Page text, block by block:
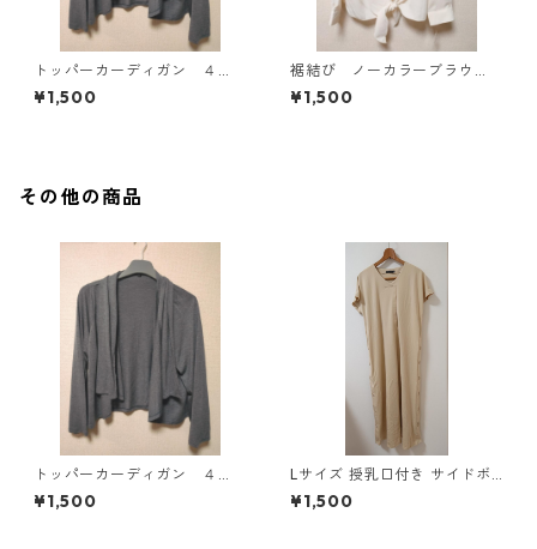
トッパーカーディガン ４
Ｌ グレー KAE-4814
¥1,500
裾結び ノーカラーブラウ
ス ３Ｌ アイボリー KAE-
4813
¥1,500
その他の商品
トッパーカーディガン ４
Ｌ グレー KAE-4814
¥1,500
Lサイズ 授乳口付き サイドボ
タンデザイン ワンピース マタ
ニティ ベージュ ◆KIY-1303
¥1,500